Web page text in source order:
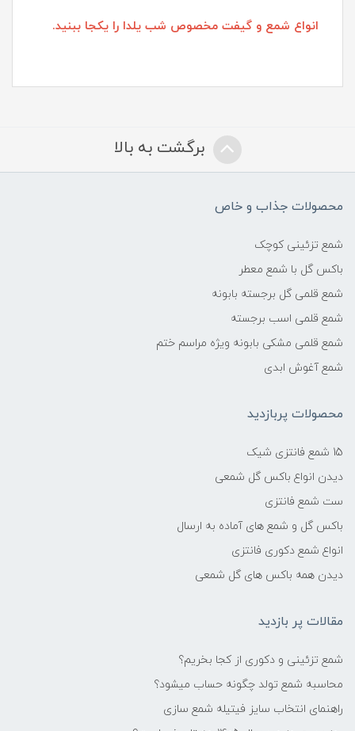
انواع شمع و گیفت مخصوص شب یلدا را یکجا ببنید.
برگشت به بالا
محصولات جذاب و خاص
شمع تزئینی کوچک
باکس گل با شمع معطر
شمع قلمی گل برجسته بابونه
شمع قلمی اسب برجسته
شمع قلمی مشکی بابونه ویژه مراسم ختم
شمع آغوش ابدی
محصولات پربازدید
15 شمع فانتزی شیک
دیدن انواع باکس گل شمعی
ست شمع فانتزی
باکس گل و شمع های آماده به ارسال
انواع شمع دکوری فانتزی
دیدن همه باکس های گل شمعی
مقالات پر بازدید
شمع تزئینی و دکوری از کجا بخریم؟
محاسبه شمع تولد چگونه حساب میشود؟
راهنمای انتخاب سایز فیتیله شمع سازی